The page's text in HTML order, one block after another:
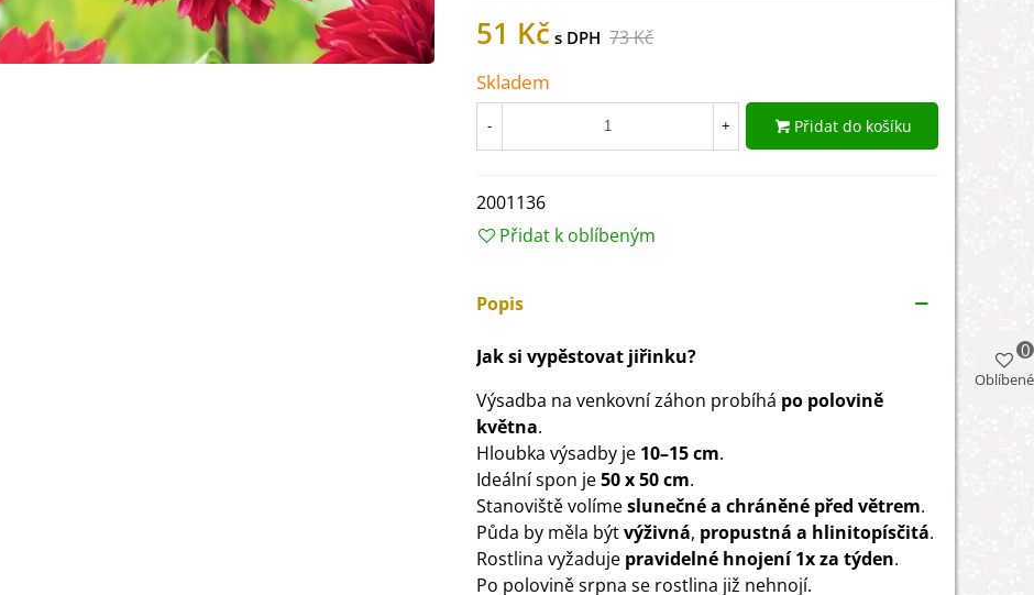
51 Kč 73 Kč
Skladem
- + Přidat do košíku
2001136
Přidat k oblíbeným
Popis
Jak si vypěstovat jiřinku?
Výsadba na venkovní záhon probíhá po polovině
května.
Hloubka výsadby je 10–15 cm.
Ideální spon je50 x 50 cm.
Stanoviště volímeslunečné a chráněné před větrem.
Půda by měla býtvýživná, propustná a hlinitopísčitá.
Rostlina vyžaduje pravidelné hnojení 1x za týden.
Po polovině srpna se rostlina již nehnojí.
Oblíbené
0